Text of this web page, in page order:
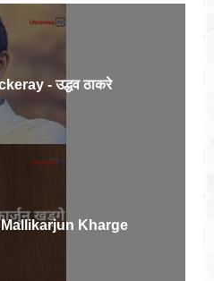
- उद्धव ठाकरे
Mallikarjun Kharge